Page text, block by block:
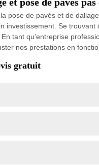
la pose de pavés et de
investissement. Se
En tant qu’entreprise
nos prestations en
gratuit